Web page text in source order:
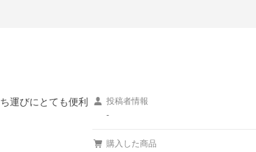
運びにとても便利
投稿者情報
-
購入した商品